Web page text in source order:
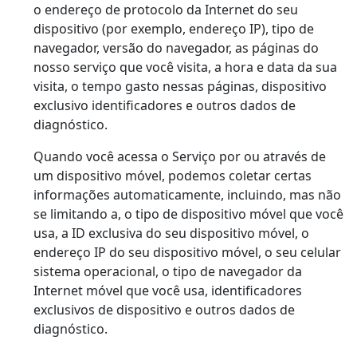
o endereço de protocolo da Internet do seu
dispositivo (por exemplo, endereço IP), tipo de
navegador, versão do navegador, as páginas do
nosso serviço que você visita, a hora e data da sua
visita, o tempo gasto nessas páginas, dispositivo
exclusivo identificadores e outros dados de
diagnóstico.
Quando você acessa o Serviço por ou através de
um dispositivo móvel, podemos coletar certas
informações automaticamente, incluindo, mas não
se limitando a, o tipo de dispositivo móvel que você
usa, a ID exclusiva do seu dispositivo móvel, o
endereço IP do seu dispositivo móvel, o seu celular
sistema operacional, o tipo de navegador da
Internet móvel que você usa, identificadores
exclusivos de dispositivo e outros dados de
diagnóstico.